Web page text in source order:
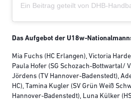
Das Aufgebot der U18w-
Mia Fuchs (HC Erlangen), Victoria
Paula Hofer (SG Schozach-Bottwartal/
Jördens (TV Hannover-Badenstedt),
HC), Tamina Kugler (SV Grün Weiß
Hannover-Badenstedt), Luna Külker